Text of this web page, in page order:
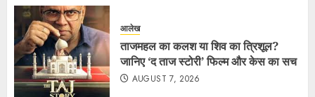
आलेख
ताजमहल का कलश या शिव का त्रिशूल?
जानिए ‘द ताज स्टोरी’ फिल्म और केस का सच
AUGUST 7, 2026